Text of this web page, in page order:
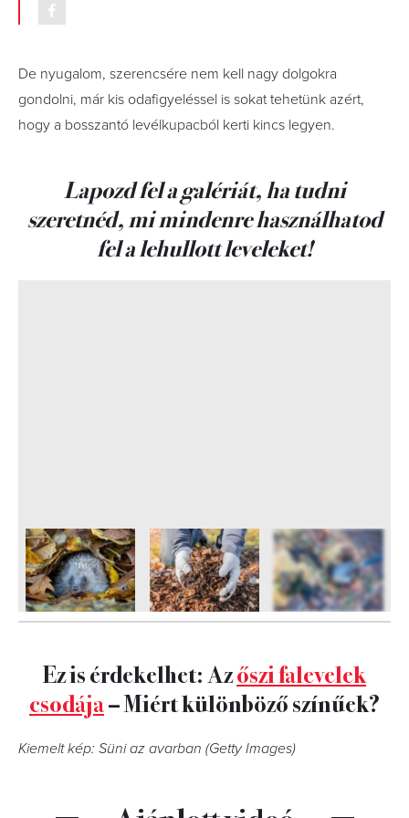
De nyugalom, szerencsére nem kell nagy dolgokra
gondolni, már kis odafigyeléssel is sokat tehetünk azért,
hogy a bosszantó levélkupacból kerti kincs legyen.
Lapozd fel a galériát, ha tudni
szeretnéd, mi mindenre használhatod
fel a lehullott leveleket!
Ez is érdekelhet: Azőszi falevelek
csodája– Miért különböző színűek?
Kiemelt kép: Süni az avarban (Getty Images)